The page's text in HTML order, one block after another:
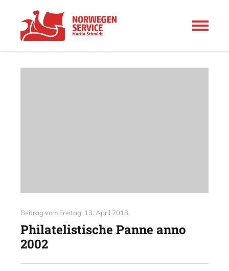
Beitrag vom Freitag, 13. April 2018
Philatelistische Panne anno
2002